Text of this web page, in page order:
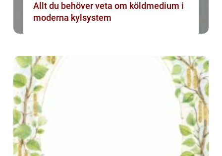
Allt du behöver veta om köldmedium i
moderna kylsystem